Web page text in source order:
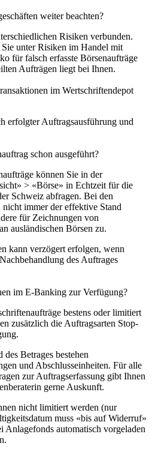
weiter beachten?
Risiken verbunden.
unter Risiken im Handel mit
für falsch erfasste Börsenaufträge
Aufträgen liegt bei Ihnen.
im Wertschriftendepot
erfolgter Auftragsausführung und
schon ausgeführt?
können Sie in der
> «Börse» in Echtzeit für die
Schweiz abfragen. Bei den
immer der effektive Stand
für Zeichnungen von
ausländischen Börsen zu.
kann verzögert erfolgen, wenn
des Auftrages
im E-Banking zur Verfügung?
bestens oder limitiert
zusätzlich die Auftragsarten Stop-
Betrages bestehen
und Abschlusseinheiten. Für alle
zur Auftragserfassung gibt Ihnen
gerne Auskunft.
nicht limitiert werden (nur
muss «bis auf Widerruf»
automatisch vorgeladen